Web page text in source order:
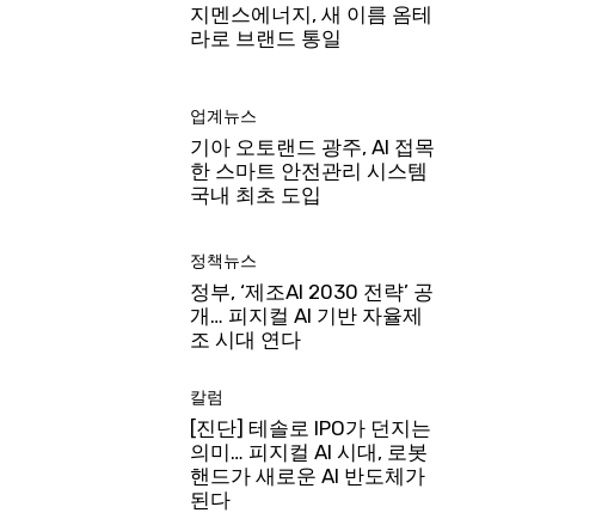
지멘스에너지, 새 이름 옴테
라로 브랜드 통일
업계뉴스
기아 오토랜드 광주, AI 접목
한 스마트 안전관리 시스템
국내 최초 도입
정책뉴스
정부, ‘제조AI 2030 전략’ 공
개… 피지컬 AI 기반 자율제
조 시대 연다
칼럼
[진단] 테솔로 IPO가 던지는
의미… 피지컬 AI 시대, 로봇
핸드가 새로운 AI 반도체가
된다